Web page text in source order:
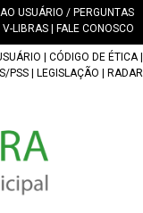
USUÁRIO / PERGUNTAS
V-LIBRAS FALE CONOSCO
CÓDIGO DE ÉTICA|
PSS LEGISLAÇÃO RADAR